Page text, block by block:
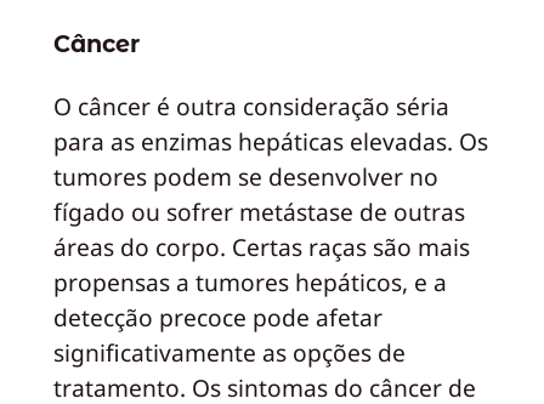
Câncer
O câncer é outra consideração séria
para as enzimas hepáticas elevadas. Os
tumores podem se desenvolver no
fígado ou sofrer metástase de outras
áreas do corpo. Certas raças são mais
propensas a tumores hepáticos, e a
detecção precoce pode afetar
significativamente as opções de
tratamento. Os sintomas do câncer de